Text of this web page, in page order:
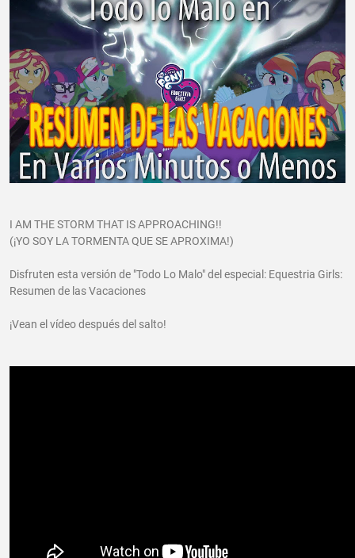
I AM THE STORM THAT IS APPROACHING!!
(¡YO SOY LA TORMENTA QUE SE APROXIMA!)
Disfruten esta versión de "Todo Lo Malo" del especial: Equestria Girls:
Resumen de las Vacaciones
¡Vean el vídeo después del salto!